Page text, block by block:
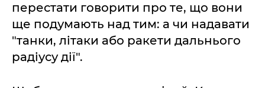
перестати говорити про те, що вони
ще подумають над тим: а чи надавати
"танки, літаки або ракети дальнього
радіусу дії".